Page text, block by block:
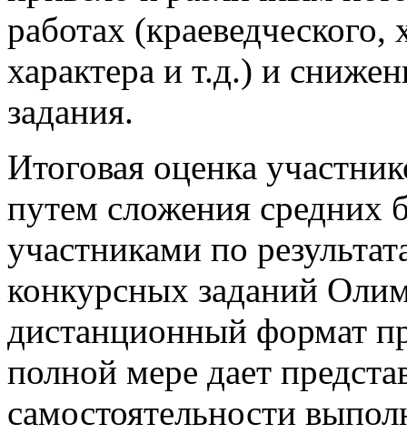
работах
характера и т.д.) и
задания.
Итоговая оценка
путем сложения средних
участниками по
конкурсных заданий
дистанционный формат
полной мере дает
самостоятельности